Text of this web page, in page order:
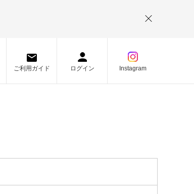
ご利用ガイド ログイン Instagram